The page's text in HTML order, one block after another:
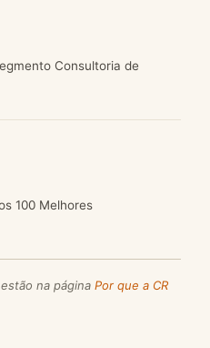
Consultoria de
100 Melhores
na página Por que a CR